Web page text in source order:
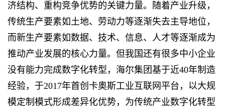
济结构、重构竞争优势的关键力量。随着产业升级，
传统生产要素如土地、劳动力等逐渐失去主导地位，
而新生产要素如数据、技术、信息、人才等逐渐成为
推动产业发展的核心力量。但我国还有很多中小企业
没有能力完成数字化转型，海尔集团基于近40年制造
经验，于2017年首创卡奥斯工业互联网平台，以大规
模定制模式形成差异化优势，为传统产业数字化转型